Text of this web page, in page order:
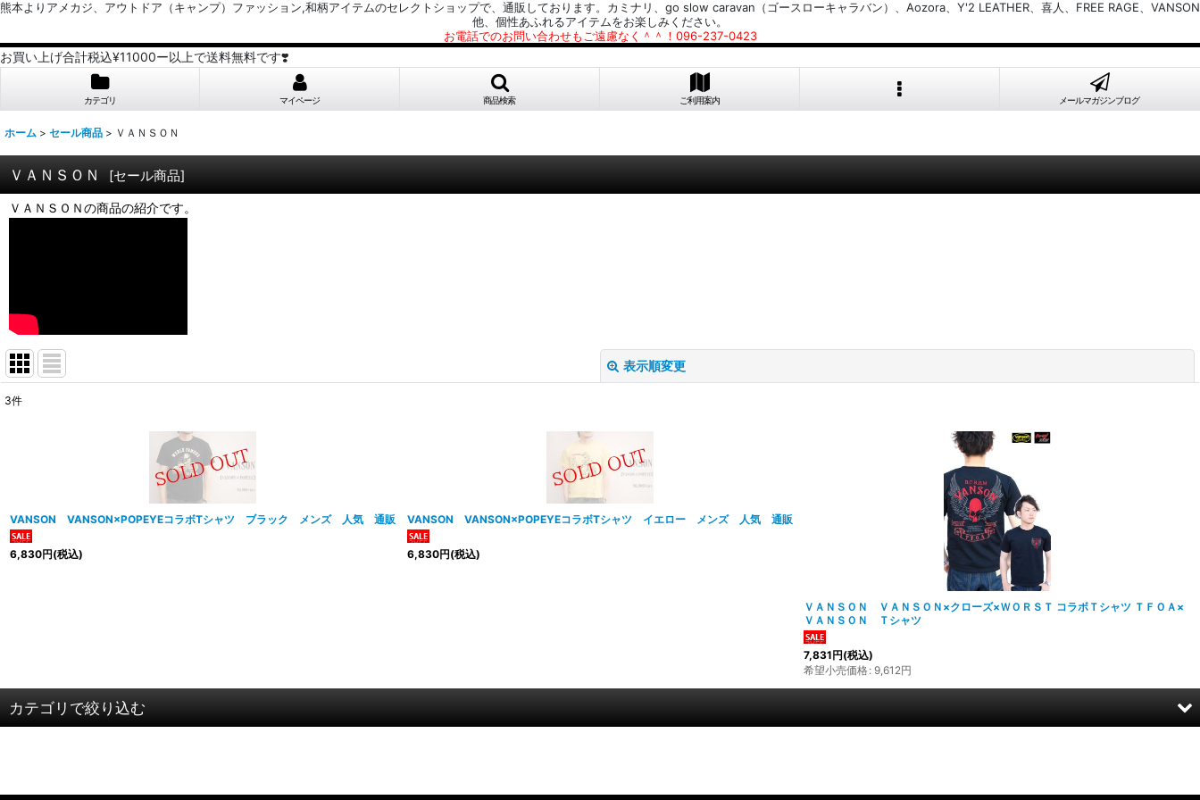
熊本よりアメカジ、アウトドア（キャンプ）ファッション,和柄アイテムのセレクトショップで、通販しております。カミナリ、go slow caravan（ゴースローキャラバン）、Aozora、Y'2 LEATHER、喜人、FREE RAGE、VANSON
他、個性あふれるアイテムをお楽しみください。
お電話でのお問い合わせもご遠慮なく＾＾！096-237-0423
お買い上げ合計税込¥11000ー以上で送料無料です❣️
カテゴリ マイページ 商品検索 ご利用案内 メールマガジンブログ
ホーム > セール商品 > ＶＡＮＳＯＮ
ＶＡＮＳＯＮ [セール商品]
ＶＡＮＳＯＮの商品の紹介です。
表示順変更
並び順
3件
VANSON VANSON×POPEYEコラボTシャツ ブラック メンズ 人気 通販
6,830円(税込)
VANSON VANSON×POPEYEコラボTシャツ イエロー メンズ 人気 通販
6,830円(税込)
ＶＡＮＳＯＮ ＶＡＮＳＯＮ×クローズ×ＷＯＲＳＴ コラボＴシャツ ＴＦＯＡ×
ＶＡＮＳＯＮ Ｔシャツ
7,831円(税込)
希望小売価格: 9,612円
カテゴリで絞り込む
アウター